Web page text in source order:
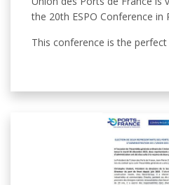
the 20th ESPO Conference in
This conference is the
the strategic importance of